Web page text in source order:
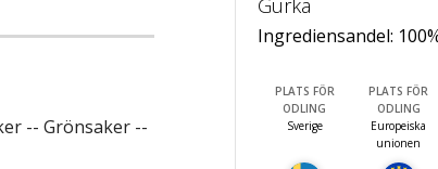
-- Grönsaker --
Gurka
Ingrediensandel: 100
PLATS FÖR
ODLING
Sverige
PLATS FÖR
ODLING
Europeiska
unionen